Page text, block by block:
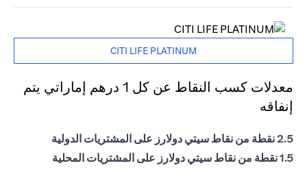
CITI LIFE PLATINUM
معدلات كسب النقاط عن كل 1 درهم إماراتي يتم
إنفاقه
2.5 نقطة من نقاط سيتي دولارز على المشتريات الدولية
1.5 نقطة من نقاط سيتي دولارز على المشتريات المحلية